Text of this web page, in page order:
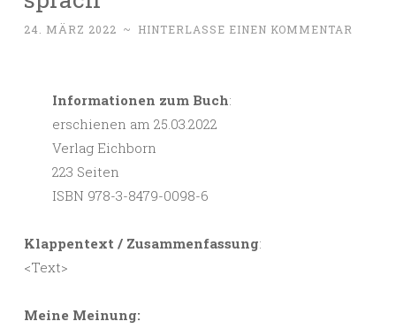
24. MÄRZ 2022 ~ HINTERLASSE EINEN KOMMENTAR
Informationen zum Buch:
erschienen am 25.03.2022
Verlag Eichborn
223 Seiten
ISBN 978-3-8479-0098-6
Klappentext / Zusammenfassung:
<Text>
Meine Meinung: